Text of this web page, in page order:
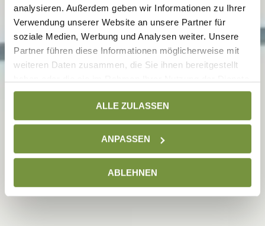
analysieren. Außerdem geben wir Informationen zu Ihrer
Verwendung unserer Website an unsere Partner für
soziale Medien, Werbung und Analysen weiter. Unsere
Partner führen diese Informationen möglicherweise mit
weiteren Daten zusammen, die Sie ihnen bereitgestellt
gesammelt haben. Weitere Informationen finden Sie auf
DatenschutzseiteALLE ZULASSEN
ANPASSEN
ABLEHNEN